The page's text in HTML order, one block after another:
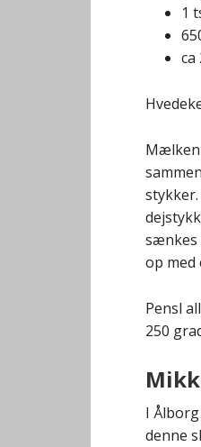
1
ca
Mælken
sænkes
op
Pensl
250
I
denne